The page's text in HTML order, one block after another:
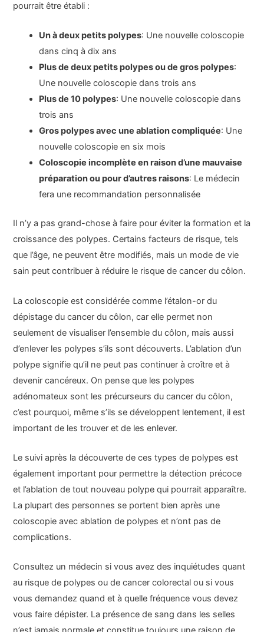
pourrait être établi :
Un à deux petits polypes: Une nouvelle coloscopie
dans cinq à dix ans
Plus de deux petits polypes ou de gros polypes:
Une nouvelle coloscopie dans trois ans
Plus de 10 polypes: Une nouvelle coloscopie dans
trois ans
Gros polypes avec une ablation compliquée: Une
nouvelle coloscopie en six mois
Coloscopie incomplète en raison d’une mauvaise
préparation ou pour d’autres raisons: Le médecin
fera une recommandation personnalisée
Il n’y a pas grand-chose à faire pour éviter la formation et la
croissance des polypes. Certains facteurs de risque, tels
que l’âge, ne peuvent être modifiés, mais un mode de vie
sain peut contribuer à réduire le risque de cancer du côlon.
La coloscopie est considérée comme l’étalon-or du
dépistage du cancer du côlon, car elle permet non
seulement de visualiser l’ensemble du côlon, mais aussi
d’enlever les polypes s’ils sont découverts. L’ablation d’un
polype signifie qu’il ne peut pas continuer à croître et à
devenir cancéreux. On pense que les polypes
adénomateux sont les précurseurs du cancer du côlon,
c’est pourquoi, même s’ils se développent lentement, il est
important de les trouver et de les enlever.
Le suivi après la découverte de ces types de polypes est
également important pour permettre la détection précoce
et l’ablation de tout nouveau polype qui pourrait apparaître.
La plupart des personnes se portent bien après une
coloscopie avec ablation de polypes et n’ont pas de
complications.
Consultez un médecin si vous avez des inquiétudes quant
au risque de polypes ou de cancer colorectal ou si vous
vous demandez quand et à quelle fréquence vous devez
vous faire dépister. La présence de sang dans les selles